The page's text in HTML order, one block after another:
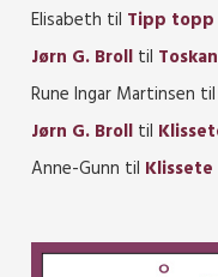
Elisabeth til Tipp topp
Jørn G. Broll til
Rune Ingar Martinsen til
Jørn G. Broll til
Anne-Gunn til